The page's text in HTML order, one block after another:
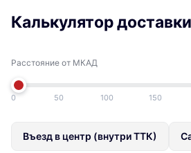
Калькулятор доставки
Расстояние от МКАД
0 50 100 150
Въезд в центр (внутри ТТК)